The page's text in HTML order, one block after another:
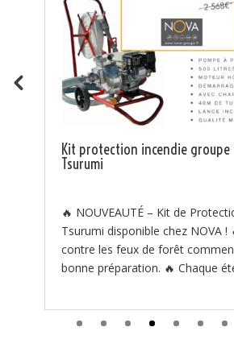
Kit protection incendie groupe
Tsurumi
🔥 NOUVEAUTÉ – Kit de
Tsurumi disponible chez NOVA !
contre les feux de forêt
bonne préparation. 🔥 Chaque